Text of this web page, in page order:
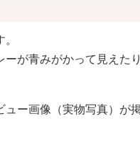
が青みがかって見えた
ュー画像（実物写真）が